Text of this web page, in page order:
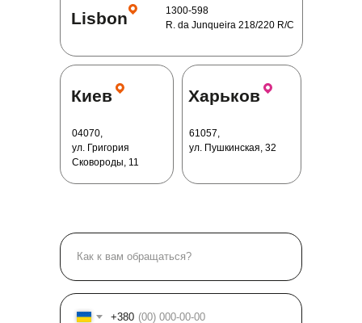
+380
Харьков
61057,
ул. Пушкинская, 32
Киев
04070,
ул. Григория
Сковороды, 11
Lisbon
1300-598
R. da Junqueira 218/220 R/C